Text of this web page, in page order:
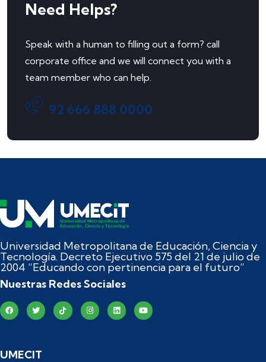
Need Helps?
Speak with a human to filling out a form? call
corporate office and we will connect you with a
team member who can help.
92 666 888 0000
Universidad Metropolitana de Educación, Ciencia y
Tecnología. Decreto Ejecutivo 575 del 21 de julio de
2004 “Educando con pertinencia para el futuro”
Nuestras Redes Sociales
UMECIT